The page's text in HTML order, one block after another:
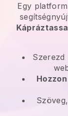
Egy
Szerezd